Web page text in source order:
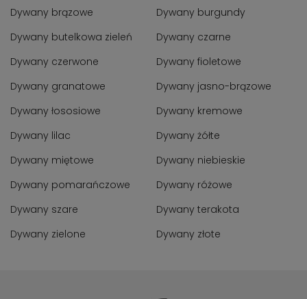
Dywany brązowe
Dywany burgundy
Dywany butelkowa zieleń
Dywany czarne
Dywany czerwone
Dywany fioletowe
Dywany granatowe
Dywany jasno-brązowe
Dywany łososiowe
Dywany kremowe
Dywany lilac
Dywany żółte
Dywany miętowe
Dywany niebieskie
Dywany pomarańczowe
Dywany różowe
Dywany szare
Dywany terakota
Dywany zielone
Dywany złote